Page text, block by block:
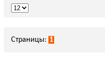
Страницы: 1